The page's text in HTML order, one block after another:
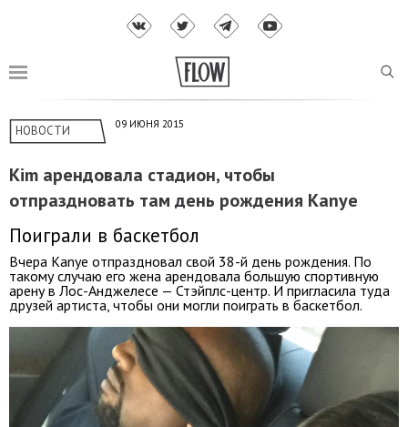
НОВОСТИ 09 ИЮНЯ 2015
Kim арендовала стадион, чтобы
отпраздновать там день рождения Kanye
Поиграли в баскетбол
Вчера Kanye отпраздновал свой 38-й день рождения. По
такому случаю его жена арендовала большую спортивную
арену в Лос-Анджелесе — Стэйплс-центр. И пригласила туда
друзей артиста, чтобы они могли поиграть в баскетбол.